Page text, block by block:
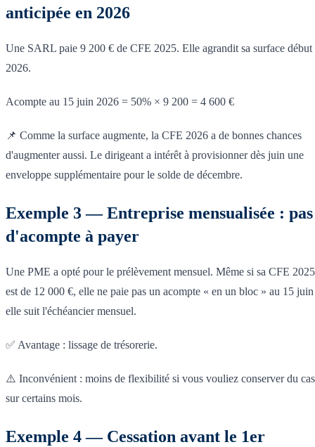
anticipée en 2026
Une SARL paie 9 200 € de CFE 2025. Elle agrandit sa surface début
2026.
Acompte au 15 juin 2026 = 50% × 9 200 = 4 600 €
📌 Comme la surface augmente, la CFE 2026 a de bonnes chances
d'augmenter aussi. Le dirigeant a intérêt à provisionner dès juin une
enveloppe supplémentaire pour le solde de décembre.
Exemple 3 — Entreprise mensualisée : pas
d'acompte à payer
Une PME a opté pour le prélèvement mensuel. Même si sa CFE 2025
est de 12 000 €, elle ne paie pas un acompte « en un bloc » au 15
elle suit l'échéancier mensuel.
✅ Avantage : lissage de trésorerie.
⚠️ Inconvénient : moins de flexibilité si vous vouliez conserver du
sur certains mois.
Exemple 4 — Cessation avant le 1er